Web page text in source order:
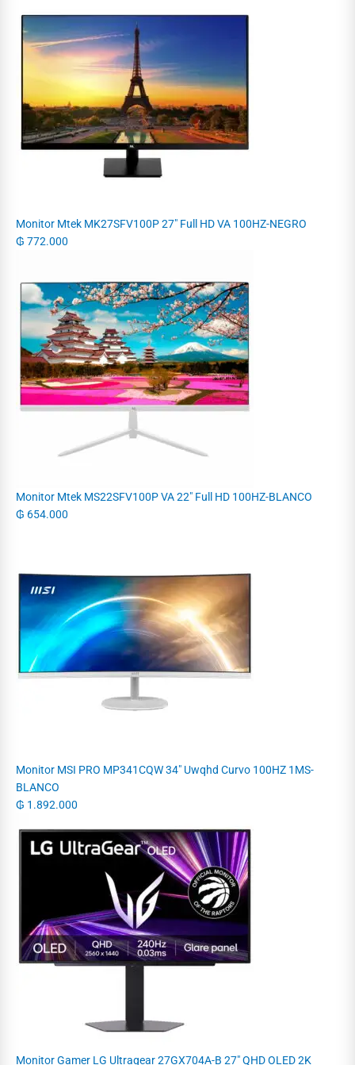
Monitor Mtek MK27SFV100P 27" Full HD VA 100HZ-NEGRO
₲ 772.000
Monitor Mtek MS22SFV100P VA 22" Full HD 100HZ-BLANCO
₲ 654.000
Monitor MSI PRO MP341CQW 34" Uwqhd Curvo 100HZ 1MS-
BLANCO
₲ 1.892.000
Monitor Gamer LG Ultragear 27GX704A-B 27" QHD OLED 2K